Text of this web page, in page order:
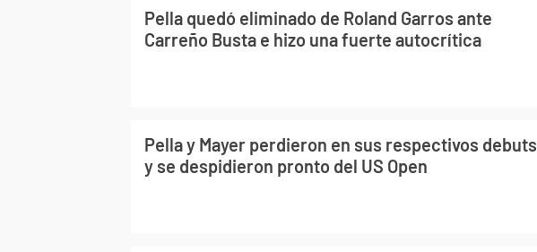
Pella quedó eliminado de Roland Garros ante
Carreño Busta e hizo una fuerte autocrítica
Pella y Mayer perdieron en sus respectivos debuts
y se despidieron pronto del US Open